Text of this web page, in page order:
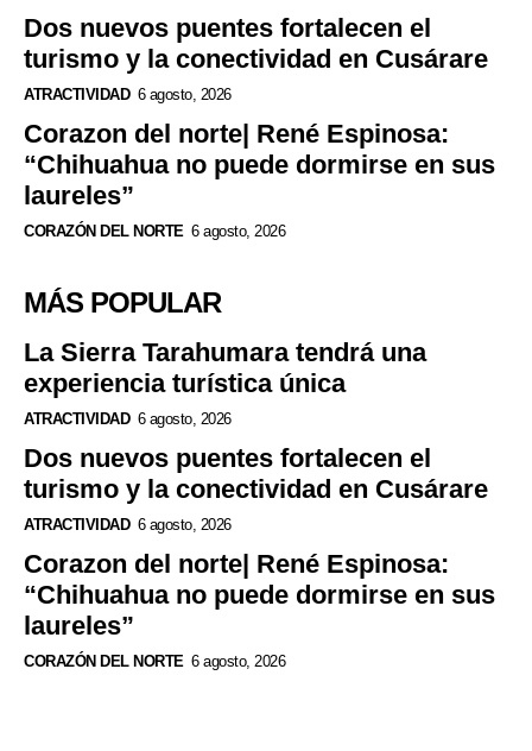
Dos nuevos puentes fortalecen el
turismo y la conectividad en Cusárare
ATRACTIVIDAD 6 agosto, 2026
Corazon del norte| René Espinosa:
“Chihuahua no puede dormirse en sus
laureles”
CORAZÓN DEL NORTE 6 agosto, 2026
MÁS POPULAR
La Sierra Tarahumara tendrá una
experiencia turística única
ATRACTIVIDAD 6 agosto, 2026
Dos nuevos puentes fortalecen el
turismo y la conectividad en Cusárare
ATRACTIVIDAD 6 agosto, 2026
Corazon del norte| René Espinosa:
“Chihuahua no puede dormirse en sus
laureles”
CORAZÓN DEL NORTE 6 agosto, 2026